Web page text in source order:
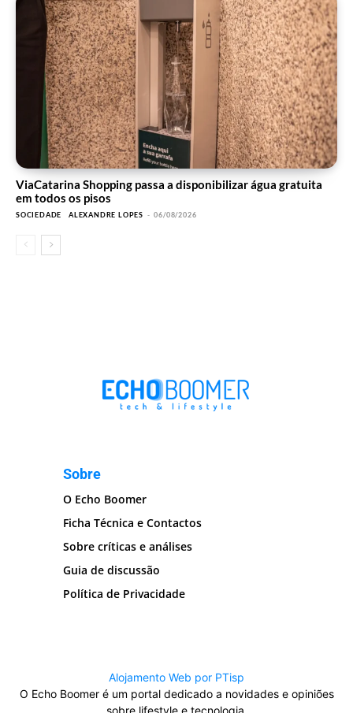
ViaCatarina Shopping passa a disponibilizar água gratuita
em todos os pisos
SOCIEDADE ALEXANDRE LOPES - 06/08/2026
Sobre
O Echo Boomer
Ficha Técnica e Contactos
Sobre críticas e análises
Guia de discussão
Política de Privacidade
Alojamento Web por PTisp
O Echo Boomer é um portal dedicado a novidades e opiniões
sobre lifestyle e tecnologia.